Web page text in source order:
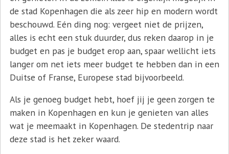
de stad Kopenhagen die als zeer hip en modern wordt
beschouwd. Eén ding nog: vergeet niet de prijzen,
alles is echt een stuk duurder, dus reken daarop in je
budget en pas je budget erop aan, spaar wellicht iets
langer om net iets meer budget te hebben dan in een
Duitse of Franse, Europese stad bijvoorbeeld.
Als je genoeg budget hebt, hoef jij je geen zorgen te
maken in Kopenhagen en kun je genieten van alles
wat je meemaakt in Kopenhagen. De stedentrip naar
deze stad is het zeker waard.